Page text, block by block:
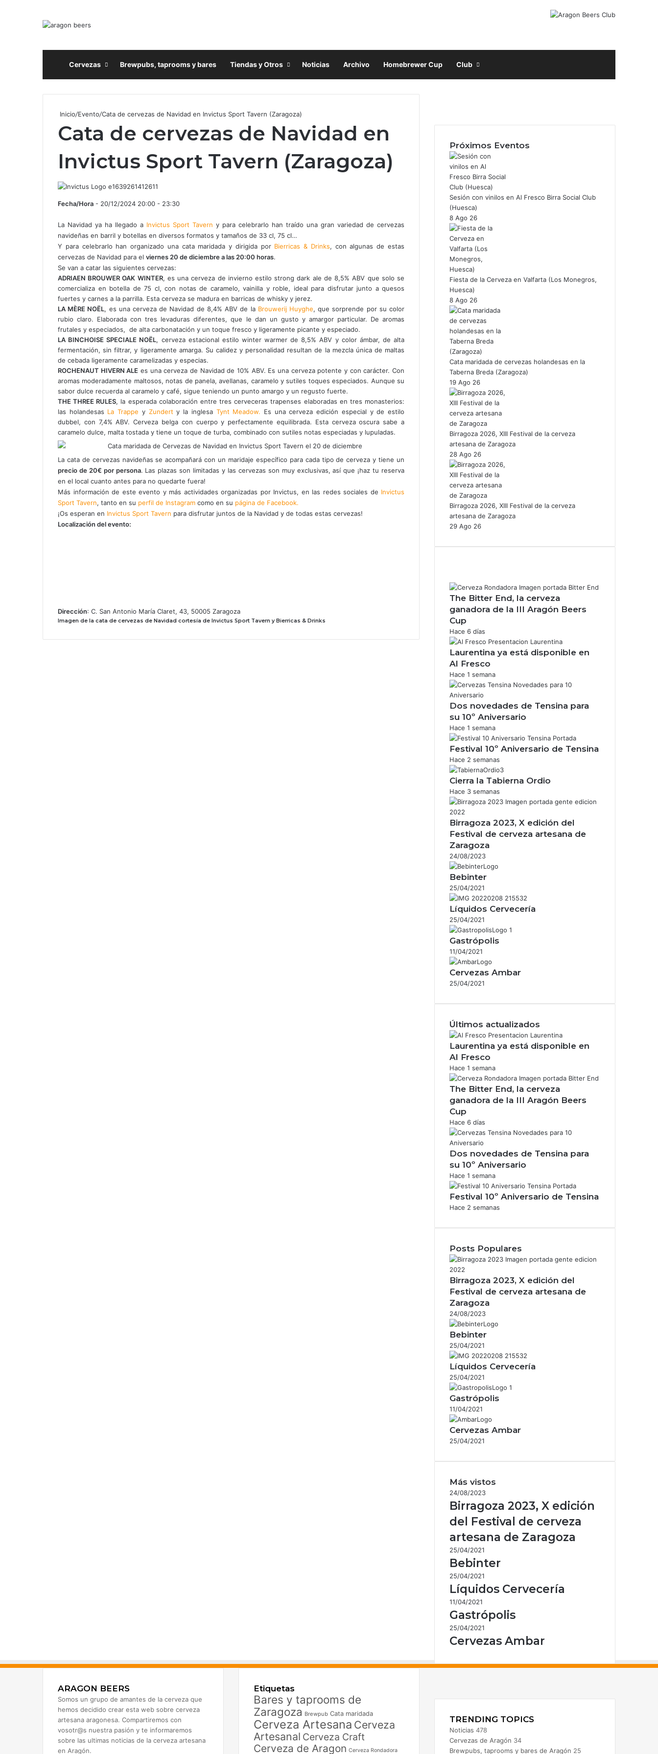
InicioCervezas Brewpubs, taprooms y bares Tiendas y Otros Noticias Archivo Homebrewer Cup Club
Inicio/Evento/Cata de cervezas de Navidad en Invictus Sport Tavern (Zaragoza)
Cata de cervezas de Navidad en
Invictus Sport Tavern (Zaragoza)
Fecha/Hora - 20/12/2024 20:00 - 23:30
La Navidad ya ha llegado a Invictus Sport Tavern y para celebrarlo han traído una gran variedad de cervezas
navideñas en barril y botellas en diversos formatos y tamaños de 33 cl, 75 cl…
Y para celebrarlo han organizado una cata maridada y dirigida por Bierricas & Drinks, con algunas de estas
cervezas de Navidad para el viernes 20 de diciembre a las 20:00 horas.
Se van a catar las siguientes cervezas:
ADRIAEN BROUWER OAK WINTER, es una cerveza de invierno estilo strong dark ale de 8,5% ABV que solo se
comercializa en botella de 75 cl, con notas de caramelo, vainilla y roble, ideal para disfrutar junto a quesos
fuertes y carnes a la parrilla. Esta cerveza se madura en barricas de whisky y jerez.
LA MÈRE NOËL, es una cerveza de Navidad de 8,4% ABV de la Brouwerij Huyghe, que sorprende por su color
rubio claro. Elaborada con tres levaduras diferentes, que le dan un gusto y amargor particular. De aromas
frutales y especiados, de alta carbonatación y un toque fresco y ligeramente picante y especiado.
LA BINCHOISE SPECIALE NOËL, cerveza estacional estilo winter warmer de 8,5% ABV y color ámbar, de alta
fermentación, sin filtrar, y ligeramente amarga. Su calidez y personalidad resultan de la mezcla única de maltas
de cebada ligeramente caramelizadas y especias.
ROCHENAUT HIVERN ALE es una cerveza de Navidad de 10% ABV. Es una cerveza potente y con carácter. Con
aromas moderadamente maltosos, notas de panela, avellanas, caramelo y sutiles toques especiados. Aunque su
sabor dulce recuerda al caramelo y café, sigue teniendo un punto amargo y un regusto fuerte.
THE THREE RULES, la esperada colaboración entre tres cerveceras trapenses elaboradas en tres monasterios:
las holandesas La Trappe y Zundert y la inglesa Tynt Meadow. Es una cerveza edición especial y de estilo
dubbel, con 7,4% ABV. Cerveza belga con cuerpo y perfectamente equilibrada. Esta cerveza oscura sabe a
caramelo dulce, malta tostada y tiene un toque de turba, combinado con sutiles notas especiadas y lupuladas.
La cata de cervezas navideñas se acompañará con un maridaje específico para cada tipo de cerveza y tiene un
precio de 20€ por persona. Las plazas son limitadas y las cervezas son muy exclusivas, así que ¡haz tu reserva
en el local cuanto antes para no quedarte fuera!
Más información de este evento y más actividades organizadas por Invictus, en las redes sociales de Invictus
Sport Tavern, tanto en su perfil de Instagram como en su página de Facebook.
¡Os esperan en Invictus Sport Tavern para disfrutar juntos de la Navidad y de todas estas cervezas!
Localización del evento:
Dirección: C. San Antonio María Claret, 43, 50005 Zaragoza
Imagen de la cata de cervezas de Navidad cortesía de Invictus Sport Tavern y Bierricas & Drinks
Próximos Eventos
Sesión con vinilos en Al Fresco Birra Social Club
(Huesca)
8 Ago 26
Fiesta de la Cerveza en Valfarta (Los Monegros,
Huesca)
8 Ago 26
Cata maridada de cervezas holandesas en la
Taberna Breda (Zaragoza)
19 Ago 26
Birragoza 2026, XIII Festival de la cerveza
artesana de Zaragoza
28 Ago 26
Birragoza 2026, XIII Festival de la cerveza
artesana de Zaragoza
29 Ago 26
The Bitter End, la cerveza
ganadora de la III Aragón Beers
Cup
Hace 6 días
Laurentina ya está disponible en
Al Fresco
Hace 1 semana
Dos novedades de Tensina para
su 10º Aniversario
Hace 1 semana
Festival 10º Aniversario de Tensina
Hace 2 semanas
Cierra la Tabierna Ordio
Hace 3 semanas
Birragoza 2023, X edición del
Festival de cerveza artesana de
Zaragoza
24/08/2023
Bebinter
25/04/2021
Líquidos Cervecería
25/04/2021
Gastrópolis
11/04/2021
Cervezas Ambar
25/04/2021
Últimos actualizados
Laurentina ya está disponible en
Al Fresco
Hace 1 semana
The Bitter End, la cerveza
ganadora de la III Aragón Beers
Cup
Hace 6 días
Dos novedades de Tensina para
su 10º Aniversario
Hace 1 semana
Festival 10º Aniversario de Tensina
Hace 2 semanas
Posts Populares
Birragoza 2023, X edición del
Festival de cerveza artesana de
Zaragoza
24/08/2023
Bebinter
25/04/2021
Líquidos Cervecería
25/04/2021
Gastrópolis
11/04/2021
Cervezas Ambar
25/04/2021
Más vistos
24/08/2023
Birragoza 2023, X edición
del Festival de cerveza
artesana de Zaragoza
25/04/2021
Bebinter
25/04/2021
Líquidos Cervecería
11/04/2021
Gastrópolis
25/04/2021
Cervezas Ambar
ARAGON BEERS
Somos un grupo de amantes de la cerveza que
hemos decidido crear esta web sobre cerveza
artesana aragonesa. Compartiremos con
vosotr@s nuestra pasión y te informaremos
sobre las ultimas noticias de la cerveza artesana
en Aragón.
Etiquetas
Bares y taprooms de
Zaragoza Brewpub Cata maridada
Cerveza Artesana Cerveza
Artesanal Cerveza Craft
Cerveza de Aragon Cerveza Rondadora
TRENDING TOPICS
Noticias 478
Cervezas de Aragón 34
Brewpubs, taprooms y bares de Aragón 25